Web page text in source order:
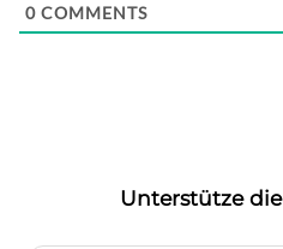
0 COMMENTS
Unterstütze